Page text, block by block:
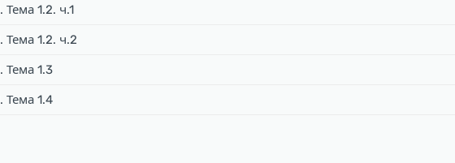
1.2. ч.1
Тема 1.2. ч.2
Тема 1.3
Тема 1.4